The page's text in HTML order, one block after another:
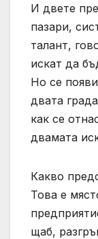
И двете
пазари,
талант,
искат да
Но се
двата
как се
двамата
Какво
Това е
щаб,